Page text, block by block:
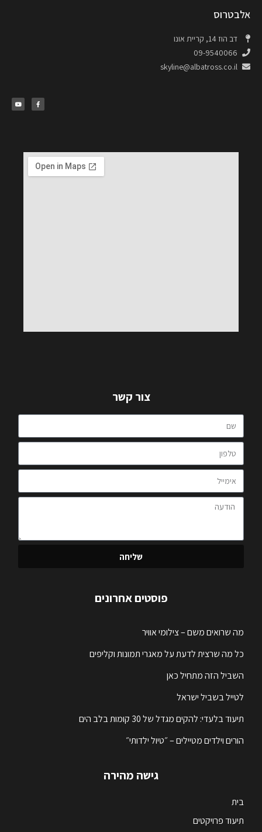
אלבטרוס
דב הוז 14, קריית אונו
09-9540066
skyline@albatross.co.il
צור קשר
שליחה
פוסטים אחרונים
מה שרואים משם – צילומי אוויר
כל מה שרצית לדעת על מאגרי תמונות וקליפים
השביל הזה מתחיל כאן
לטייל בשביל ישראל
תיעוד בלעדי: להקים מגדל של 30 קומות בלב הים
הורים וילדים מטיילים – ״טיול ילדותי״
גישה מהירה
בית
תיעוד פרויקטים